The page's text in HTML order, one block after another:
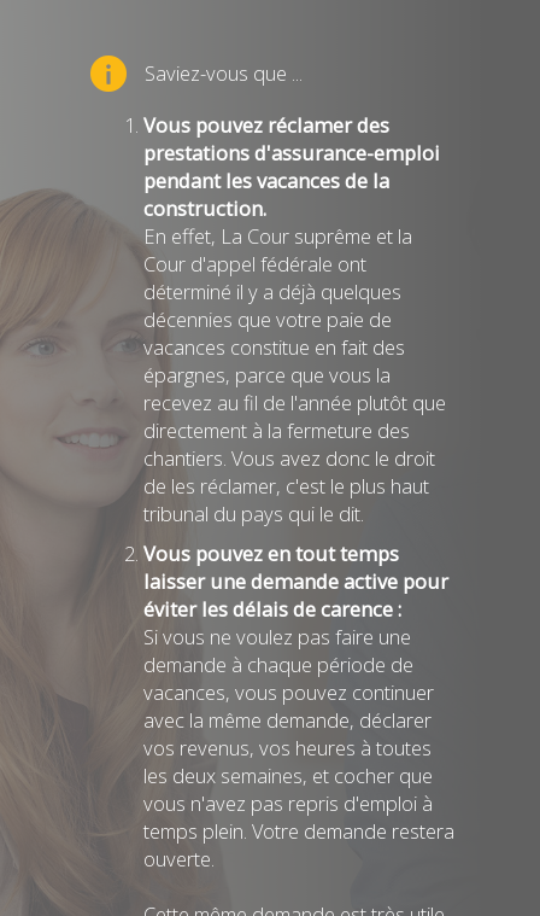
Saviez-vous que ...
Vous pouvez réclamer des
prestations d'assurance-emploi
pendant les vacances de la
construction.
En effet, La Cour suprême et la
Cour d'appel fédérale ont
déterminé il y a déjà quelques
décennies que votre paie de
vacances constitue en fait des
épargnes, parce que vous la
recevez au fil de l'année plutôt que
directement à la fermeture des
chantiers. Vous avez donc le droit
de les réclamer, c'est le plus haut
tribunal du pays qui le dit.
Vous pouvez en tout temps
laisser une demande active pour
éviter les délais de carence :
Si vous ne voulez pas faire une
demande à chaque période de
vacances, vous pouvez continuer
avec la même demande, déclarer
vos revenus, vos heures à toutes
les deux semaines, et cocher que
vous n'avez pas repris d'emploi à
temps plein. Votre demande restera
ouverte.